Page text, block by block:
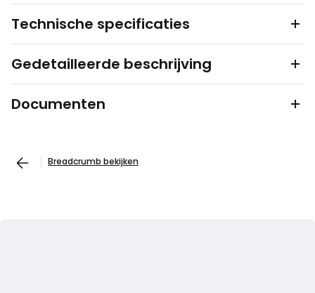
Technische specificaties
Gedetailleerde beschrijving
Documenten
Breadcrumb bekijken